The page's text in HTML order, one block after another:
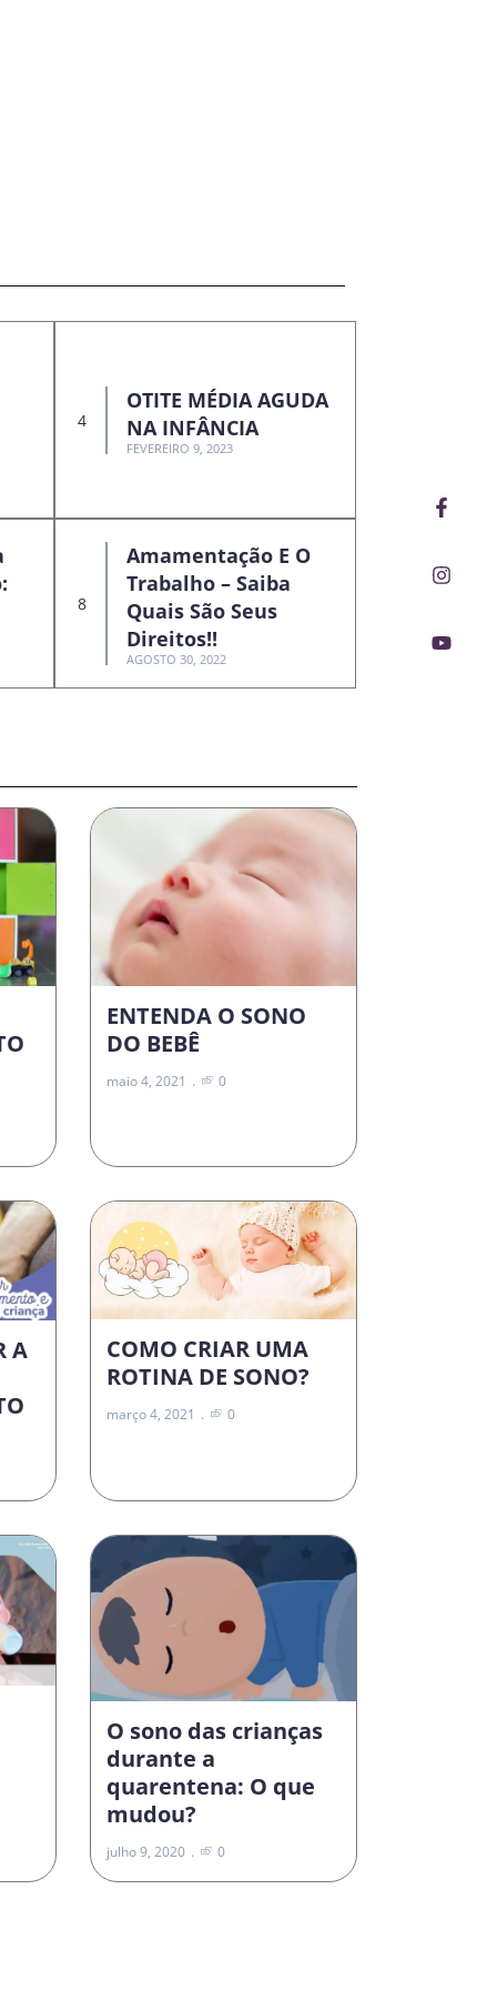
f
OTITE MÉDIA AGUDA
NA INFÂNCIA
FEVEREIRO 9, 2023
Amamentação E O
Trabalho – Saiba
Quais São Seus
Direitos!!
AGOSTO 30, 2022
ENTENDA O SONO
DO BEBÊ
maio 4, 2021 0
A
COMO CRIAR UMA
ROTINA DE SONO?
março 4, 2021 0
O sono das crianças
durante a
quarentena: O que
mudou?
julho 9, 2020 0